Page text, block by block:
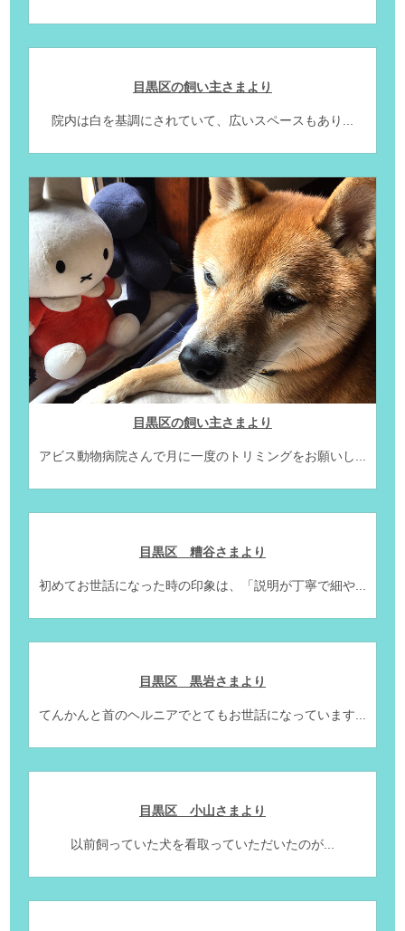
目黒区の飼い主さまより
院内は白を基調にされていて、広いスペースもあり...
目黒区の飼い主さまより
アビス動物病院さんで月に一度のトリミングをお願いし...
目黒区 糟谷さまより
初めてお世話になった時の印象は、「説明が丁寧で細や...
目黒区 黒岩さまより
てんかんと首のヘルニアでとてもお世話になっています...
目黒区 小山さまより
以前飼っていた犬を看取っていただいたのが...